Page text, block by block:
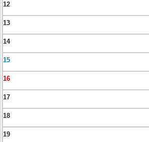
12
13
14
15
16
17
18
19